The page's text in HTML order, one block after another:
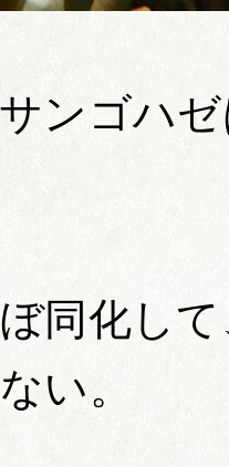
ンゴハ
同化し
い。